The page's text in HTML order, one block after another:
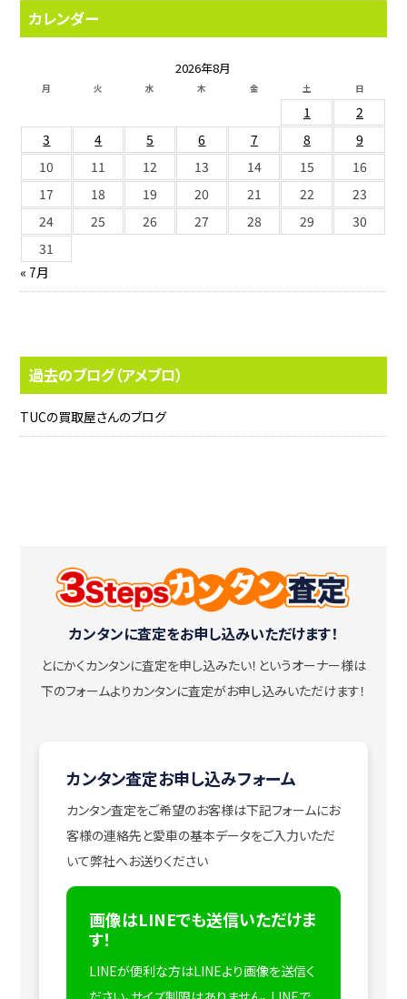
カレンダー
2026年8月
月 火 水 木 金 土 日
1
2
3
4 5 6 7 8
9
10
11 12 13 14 15
16
17
18 19 20 21 22
23
24
25 26 27 28 29
30
31
« 7月
過去のブログ（アメブロ）
TUCの買取屋さんのブログ
カンタンに査定をお申し込みいただけます！
とにかくカンタンに査定を申し込みたい！ というオーナー様は
下のフォームよりカンタンに査定がお申し込みいただけます！
カンタン査定お申し込みフォーム
カンタン査定をご希望のお客様は下記フォームにお
客様の連絡先と愛車の基本データをご入力いただ
いて弊社へお送りください
画像はLINEでも送信いただけま
す！
LINEが便利な方はLINEより画像を送信く